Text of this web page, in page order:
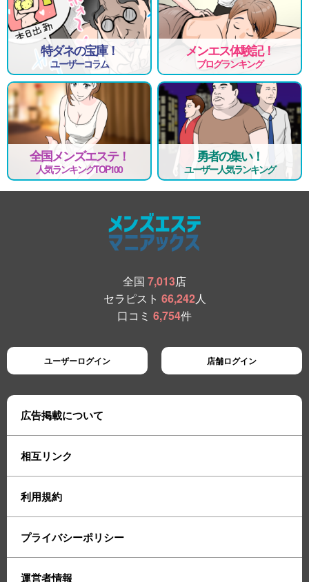
特ダネの宝庫！
ユーザーコラム
メンエス体験記！
ブログランキング
全国メンズエステ！
人気ランキングTOP100
勇者の集い！
ユーザー人気ランキング
全国 7,013店
セラピスト 66,242人
口コミ 6,754件
ユーザーログイン 店舗ログイン
広告掲載について
相互リンク
利用規約
プライバシーポリシー
運営者情報